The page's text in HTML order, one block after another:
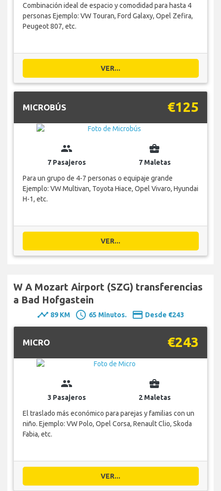
Combinación ideal de espacio y comodidad para hasta 4
personas Ejemplo: VW Touran, Ford Galaxy, Opel Zefira,
Peugeot 807, etc.
VER...
MICROBÚS €125
group
7 Pasajeros
business_center
7 Maletas
Para un grupo de 4-7 personas o equipaje grande
Ejemplo: VW Multivan, Toyota Hiace, Opel Vivaro, Hyundai
H-1, etc.
VER...
W A Mozart Airport (SZG) transferencias
a Bad Hofgastein
timeline 89 KM schedule 65 Minutos. payment Desde €243
MICRO €243
group
3 Pasajeros
business_center
2 Maletas
El traslado más económico para parejas y familias con un
niño. Ejemplo: VW Polo, Opel Corsa, Renault Clio, Skoda
Fabia, etc.
VER...